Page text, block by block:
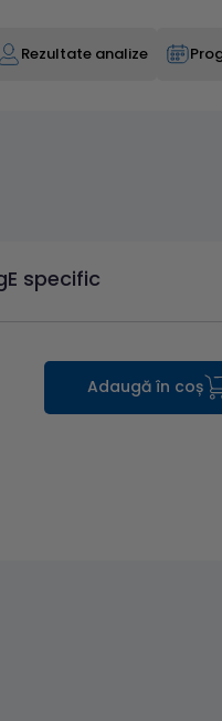
Rezultate analize
specific
Adaugă în coș